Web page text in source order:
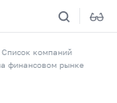
Список компаний
финансовом рынке